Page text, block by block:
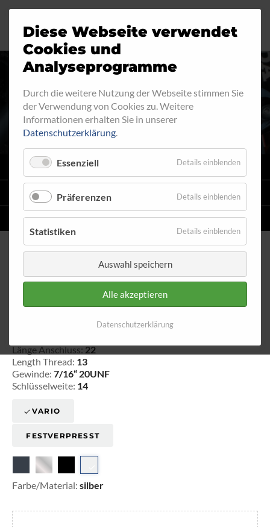
AUSSENGEWINDE - FEST
540
VARIO
STAHLFLEX -LEITUNGSKITS FÜR MOTORRÄDER
EINZELLEITUNGENNACH MASS
Aussengewinde - fest 540
Länge Anschluss: 22
Length Thread: 13
Gewinde: 7/16“ 20UNF
Schlüsselweite: 14
VARIO
FESTVERPRESST
Farbe/Material: silber
Diese Webseite verwendet
Cookies und
Analyseprogramme
Durch die weitere Nutzung der Webseite stimmen Sie
der Verwendung von Cookies zu. Weitere
Informationen erhalten Sie in unserer
Datenschutzerklärung.
Essenziell Details einblenden
Präferenzen Details einblenden
Statistiken Details einblenden
Auswahl speichern
Alle akzeptieren
Datenschutzerklärung
Motorrad
Industrie
Automobil
Fahrrad
Ringfitting
Aussengewinde
Innengewinde
Hohlschrauben
Verteiler
Katalog
Jobs